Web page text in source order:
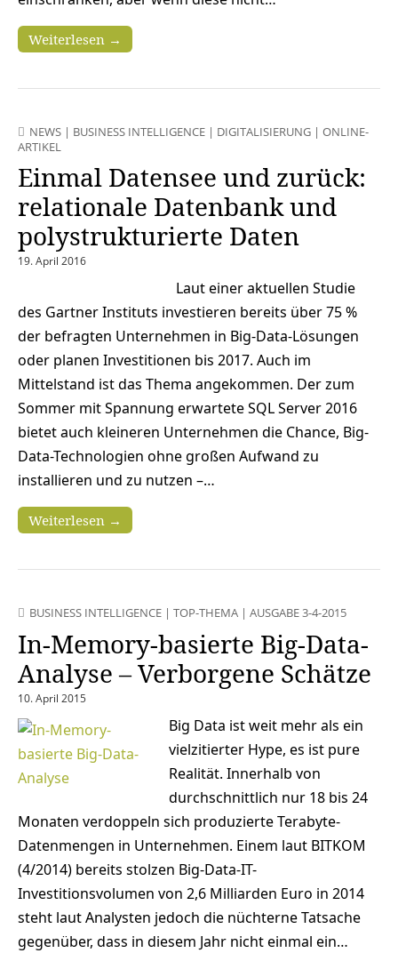
Weiterlesen →
NEWS | BUSINESS INTELLIGENCE | DIGITALISIERUNG | ONLINE-
ARTIKEL
Einmal Datensee und zurück:
relationale Datenbank und
polystrukturierte Daten
19. April 2016
Laut einer aktuellen Studie
des Gartner Instituts investieren bereits über 75 %
der befragten Unternehmen in Big-Data-Lösungen
oder planen Investitionen bis 2017. Auch im
Mittelstand ist das Thema angekommen. Der zum
Sommer mit Spannung erwartete SQL Server 2016
bietet auch kleineren Unternehmen die Chance, Big-
Data-Technologien ohne großen Aufwand zu
installieren und zu nutzen –…
Weiterlesen →
BUSINESS INTELLIGENCE | TOP-THEMA | AUSGABE 3-4-2015
In-Memory-basierte Big-Data-
Analyse – Verborgene Schätze
10. April 2015
Big Data ist weit mehr als ein
vielzitierter Hype, es ist pure
Realität. Innerhalb von
durchschnittlich nur 18 bis 24
Monaten verdoppeln sich produzierte Terabyte-
Datenmengen in Unternehmen. Einem laut BITKOM
(4/2014) bereits stolzen Big-Data-IT-
Investitionsvolumen von 2,6 Milliarden Euro in 2014
steht laut Analysten jedoch die nüchterne Tatsache
gegenüber, dass in diesem Jahr nicht einmal ein…